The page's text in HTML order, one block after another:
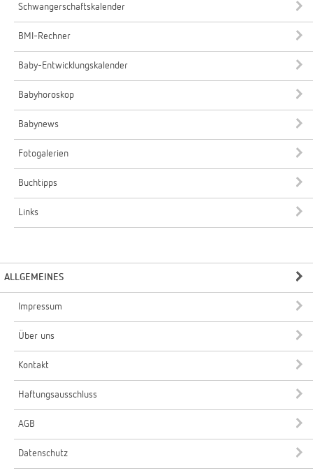
Schwangerschaftskalender
BMI-Rechner
Baby-Entwicklungskalender
Babyhoroskop
Babynews
Fotogalerien
Buchtipps
Links
ALLGEMEINES
Impressum
Über uns
Kontakt
Haftungsausschluss
AGB
Datenschutz